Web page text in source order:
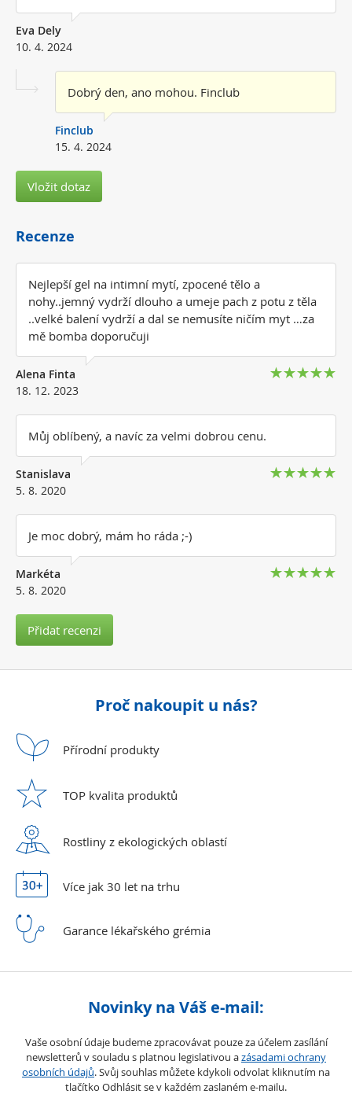
Eva Dely
10. 4. 2024
Dobrý den, ano mohou. Finclub
Finclub
15. 4. 2024
Vložit dotaz
Recenze
Nejlepší gel na intimní mytí, zpocené tělo a
nohy..jemný vydrží dlouho a umeje pach z potu z těla
..velké balení vydrží a dal se nemusíte ničím myt …za
mě bomba doporučuji
Alena Finta
18. 12. 2023
Můj oblíbený, a navíc za velmi dobrou cenu.
Stanislava
5. 8. 2020
Je moc dobrý, mám ho ráda ;-)
Markéta
5. 8. 2020
Přidat recenzi
Proč nakoupit u nás?
Přírodní produkty
TOP kvalita produktů
Rostliny z ekologických oblastí
Více jak 30 let na trhu
Garance lékařského grémia
Novinky na Váš e-mail:
Vaše osobní údaje budeme zpracovávat pouze za účelem zasílání
newsletterů v souladu s platnou legislativou azásadami ochrany
osobních údajů. Svůj souhlas můžete kdykoli odvolat kliknutím na
tlačítko Odhlásit se v každém zaslaném e-mailu.